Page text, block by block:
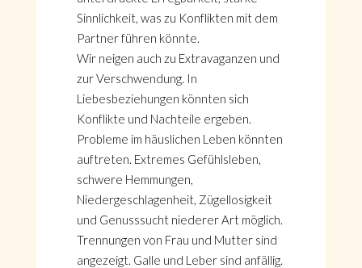
Sinnlichkeit, was zu Konflikten mit dem
Partner führen könnte.
Wir neigen auch zu Extravaganzen und
zur Verschwendung. In
Liebesbeziehungen könnten sich
Konflikte und Nachteile ergeben.
Probleme im häuslichen Leben könnten
auftreten. Extremes Gefühlsleben,
schwere Hemmungen,
Niedergeschlagenheit, Zügellosigkeit
und Genusssucht niederer Art möglich.
Trennungen von Frau und Mutter sind
angezeigt. Galle und Leber sind anfällig.